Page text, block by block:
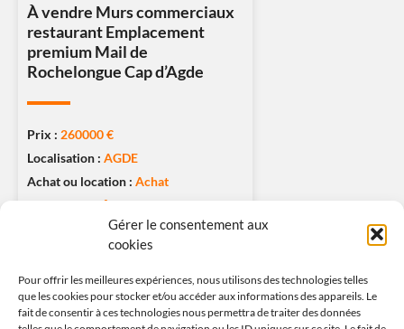
Gérer le consentement aux
cookies
Pour offrir les meilleures expériences, nous utilisons des technologies telles
que les cookies pour stocker et/ou accéder aux informations des appareils. Le
fait de consentir à ces technologies nous permettra de traiter des données
À vendre Murs commerciaux
restaurant Emplacement
premium Mail de
Rochelongue Cap d’Agde
Prix : 260000 €
Localisation : AGDE
Achat ou location : Achat
60m²
Nombre de pièce :
Type de logement :Local Commercial
DEMANDER UNE VISITE